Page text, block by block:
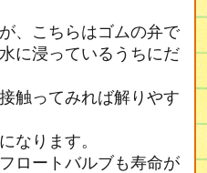
、こちらはゴムの弁で
に浸っているうちにだ
触ってみれば解りやす
なります。
ロートバルブも寿命が